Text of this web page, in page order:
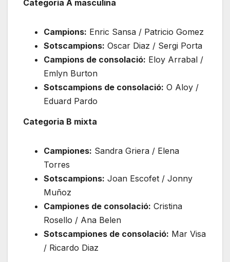
Categoria A masculina
Campions: Enric Sansa / Patricio Gomez
Sotscampions: Oscar Diaz / Sergi Porta
Campions de consolació: Eloy Arrabal /
Emlyn Burton
Sotscampions de consolació: O Aloy /
Eduard Pardo
Categoria B mixta
Campiones: Sandra Griera / Elena
Torres
Sotscampions: Joan Escofet / Jonny
Muñoz
Campiones de consolació: Cristina
Rosello / Ana Belen
Sotscampiones de consolació: Mar Visa
/ Ricardo Diaz